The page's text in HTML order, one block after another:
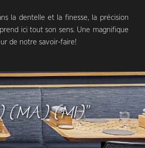
la dentelle et la finesse, la précision
ici tout son sens. Une magnifique
de notre savoir-faire!
(MA) (MI)"